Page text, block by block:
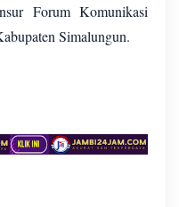
Forum Komunikasi
Simalungun.